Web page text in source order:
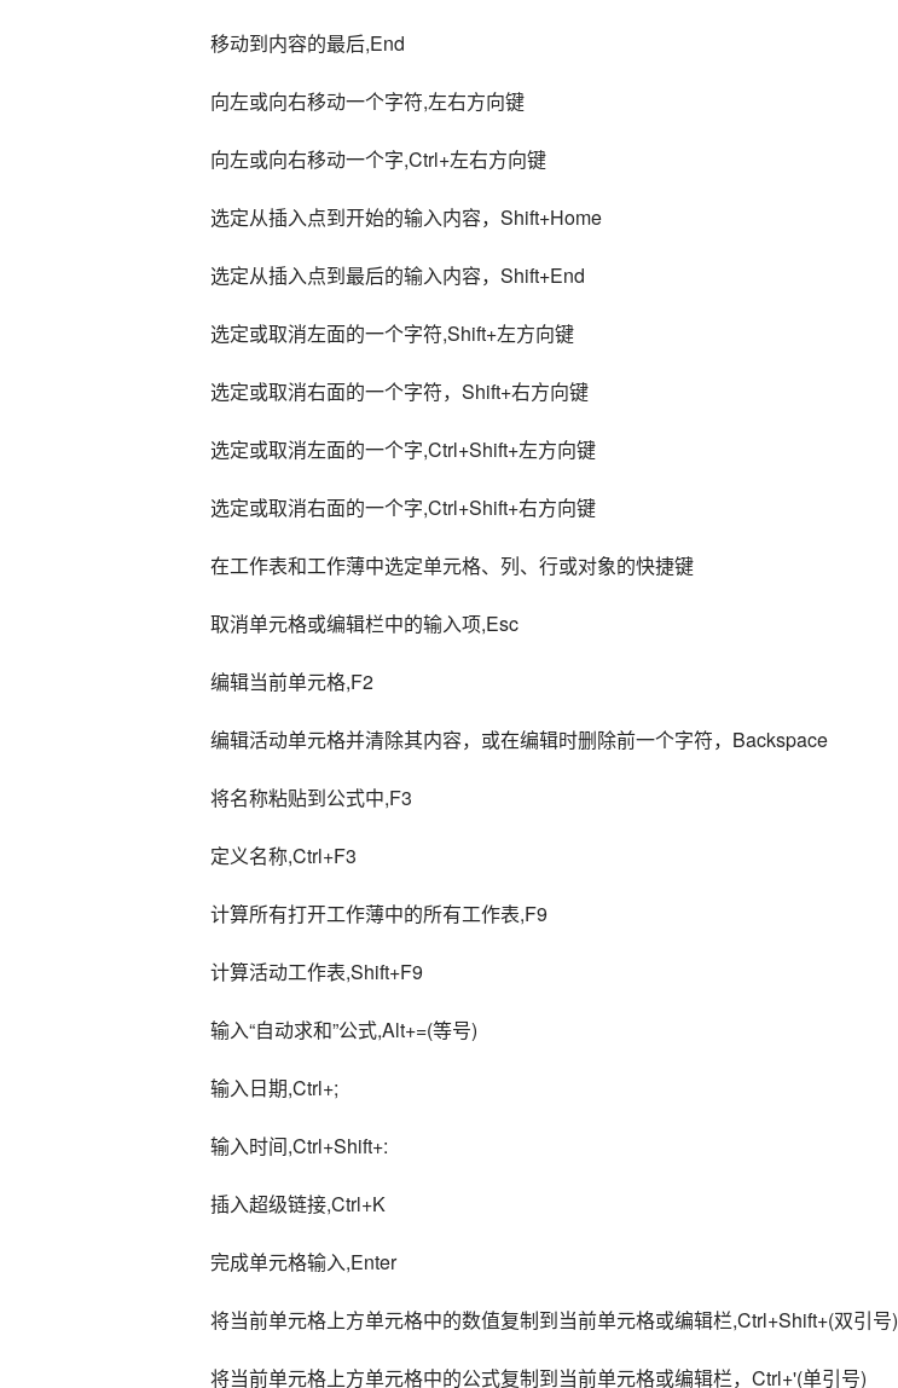
移动到内容的最后,End
向左或向右移动一个字符,左右方向键
向左或向右移动一个字,Ctrl+左右方向键
选定从插入点到开始的输入内容，Shift+Home
选定从插入点到最后的输入内容，Shift+End
选定或取消左面的一个字符,Shift+左方向键
选定或取消右面的一个字符，Shift+右方向键
选定或取消左面的一个字,Ctrl+Shift+左方向键
选定或取消右面的一个字,Ctrl+Shift+右方向键
在工作表和工作薄中选定单元格、列、行或对象的快捷键
取消单元格或编辑栏中的输入项,Esc
编辑当前单元格,F2
编辑活动单元格并清除其内容，或在编辑时删除前一个字符，Backspace
将名称粘贴到公式中,F3
定义名称,Ctrl+F3
计算所有打开工作薄中的所有工作表,F9
计算活动工作表,Shift+F9
输入“自动求和”公式,Alt+=(等号)
输入日期,Ctrl+;
输入时间,Ctrl+Shift+:
插入超级链接,Ctrl+K
完成单元格输入,Enter
将当前单元格上方单元格中的数值复制到当前单元格或编辑栏,Ctrl+Shift+(双引号)
将当前单元格上方单元格中的公式复制到当前单元格或编辑栏，Ctrl+'(单引号)